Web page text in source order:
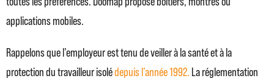
applications mobiles.
Rappelons que l’employeur est tenu de veiller à la santé et à la
protection du travailleur isolédepuis l’année 1992. La réglementation